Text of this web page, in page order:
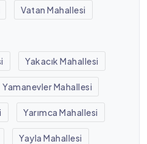
Vatan Mahallesi
Yakacık Mahallesi
Yamanevler Mahallesi
Yarımca Mahallesi
Yayla Mahallesi